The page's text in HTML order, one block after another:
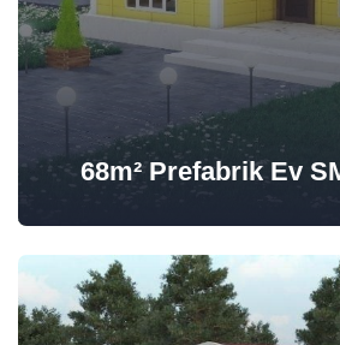
68m² Prefabrik Ev